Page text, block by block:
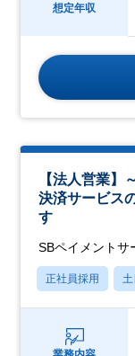
想定年収
【法人営業】
決済サービス
す
SBペイメントサ
正社員採用